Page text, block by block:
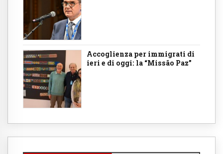
Accoglienza per immigrati di
ieri e di oggi: la “Missão Paz”